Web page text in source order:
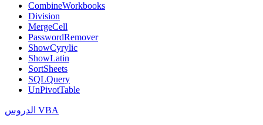
CombineWorkbooks
Division
MergeCell
PasswordRemover
ShowCyrylic
ShowLatin
SortSheets
SQLQuery
UnPivotTable
الدروس VBA